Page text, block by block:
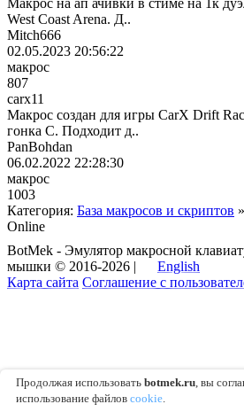
Макрос на ап ачивки в стиме на 1к
West Coast Arena. Д..
Mitch666
02.05.2023 20:56:22
макрос
807
carx11
Макрос создан для игры CarX Drift
гонка С. Подходит д..
PanBohdan
06.02.2022 22:28:30
макрос
1003
Категория: База макросов и скриптов
Online
BotMek - Эмулятор макросной
мышки © 2016-2026 |
English
Карта сайта Соглашение с